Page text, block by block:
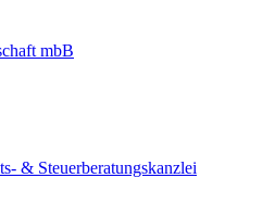
mbB
& Steuerberatungskanzlei